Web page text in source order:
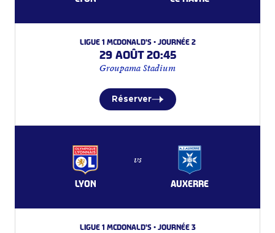
Ligue 1 McDonald's • Journée 2
29 août 20:45
Groupama Stadium
Réserver
LYON
vs
AUXERRE
Ligue 1 McDonald's • Journée 3